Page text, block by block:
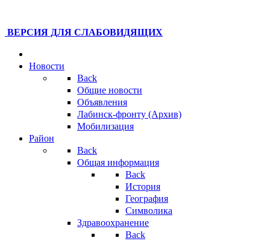
ВЕРСИЯ ДЛЯ СЛАБОВИДЯЩИХ
Новости
Back
Общие новости
Объявления
Лабинск-фронту (Архив)
Мобилизация
Район
Back
Общая информация
Back
История
География
Символика
Здравоохранение
Back